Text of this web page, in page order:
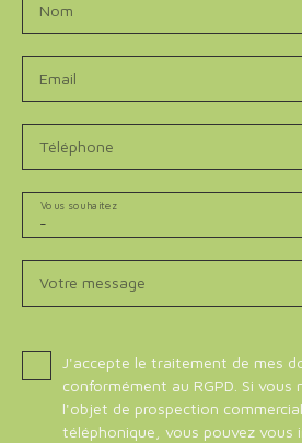
Nom
Email
Téléphone
-
Vous souhaitez
Votre message
J'accepte le traitement de mes
conformément au RGPD. Si vous
l'objet de prospection
téléphonique, vous pouvez vous